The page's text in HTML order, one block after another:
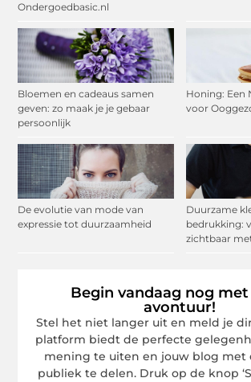
Ondergoedbasic.nl
Bloemen en cadeaus samen
geven: zo maak je je gebaar
persoonlijk
Honing: Een
voor
De evolutie van mode van
expressie tot duurzaamheid
Duurzame
bedrukking:
zichtbaar
Begin vandaag nog
avontuur!
Stel het niet langer uit en meld je
platform biedt de perfecte
mening te uiten en jouw blog met
publiek te delen. Druk op de knop